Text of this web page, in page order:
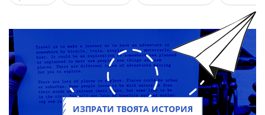
ИЗПРАТИ ТВОЯТА ИСТОРИЯ